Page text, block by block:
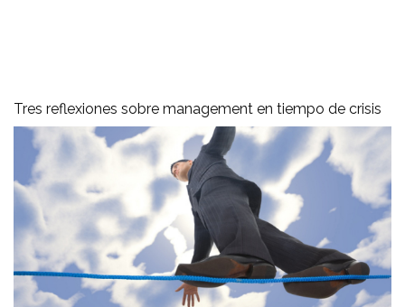
Tres reflexiones sobre management en tiempo de crisis